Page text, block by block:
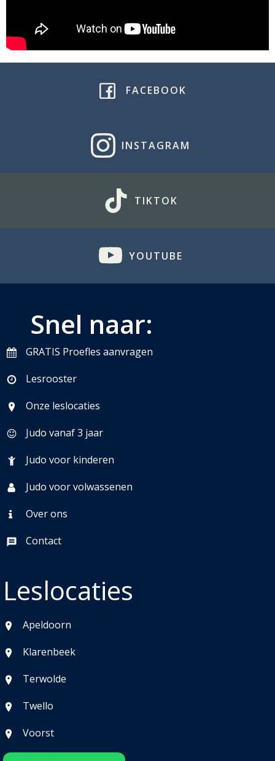
FACEBOOK
INSTAGRAM
TIKTOK
YOUTUBE
Snel naar:
GRATIS Proefles aanvragen
Lesrooster
Onze leslocaties
Judo vanaf 3 jaar
Judo voor kinderen
Judo voor volwassenen
Over ons
Contact
Leslocaties
Apeldoorn
Klarenbeek
Terwolde
Twello
Voorst